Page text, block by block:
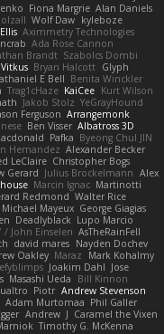
Fiona Margrie Alan Daniels
Wolf Daw kyleboze
Aximmetry Technologies
Ada Rose Cannon
Brandt Szabolcs Dombi
Bryan Halcott Glyph
E Bell Benita Winckler
Trag1cHaze KaiCee Kurt Wilson
Jakob Stolz YeGrayHound
Ferguson Arrangemonk
Ben Visser Albatross 3D
Pafka Byeong Chul JIN
Hernandez Alexander Becker
LeClaire Christopher Bogs
Gerard Julius Brockelmann Alex
Marcin Ignac Martinotti
Redmond Walter Rice
Michael Mayeux George Giagias
Deadlyblack Lupo Marcio
/ John Einselen AsTheRainFell
david mares Nayden Dochev
Oakley Maraz
Mark Kohalmy
Joakim Dahl Jose
Masashi Ueda
Bill Kinnon
Piotr Andrew Stevenson
Adam Murtomaa Phil Galler
Andrew J Caramel the Vixen
Timothy G. McKenna